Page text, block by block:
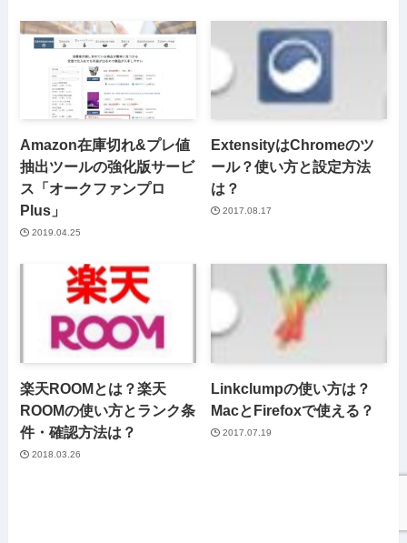
Amazon在庫切れ&プレ値
抽出ツールの強化版サービ
ス「オークファンプロ
Plus」
2019.04.25
ExtensityはChromeのツ
ール？使い方と設定方法
は？
2017.08.17
楽天ROOMとは？楽天
ROOMの使い方とランク条
件・確認方法は？
2018.03.26
Linkclumpの使い方は？
MacとFirefoxで使える？
2017.07.19